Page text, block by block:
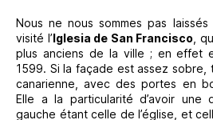
Nous ne nous sommes pas
visité l’Iglesia de San Francisco ,
plus anciens de la ville ; en effet
1599. Si la façade est assez sobre,
canarienne, avec des portes en
Elle a la particularité d’avoir
gauche étant celle de l’église, et